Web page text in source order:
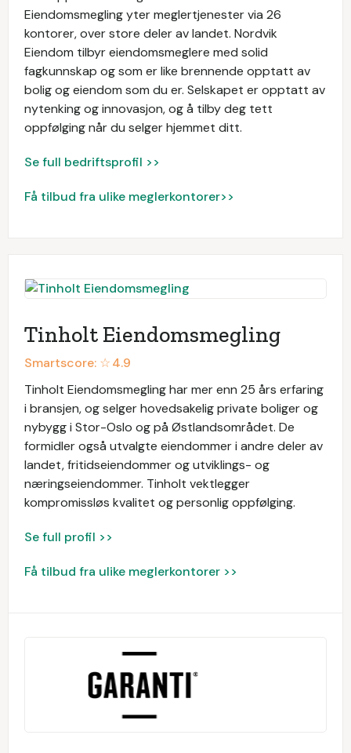
Eiendomsmegling yter meglertjenester via 26
kontorer, over store deler av landet. Nordvik
Eiendom tilbyr eiendomsmeglere med solid
fagkunnskap og som er like brennende opptatt av
bolig og eiendom som du er. Selskapet er opptatt av
nytenking og innovasjon, og å tilby deg tett
oppfølging når du selger hjemmet ditt.
Se full bedriftsprofil >>
Få tilbud fra ulike meglerkontorer>>
Tinholt Eiendomsmegling
Smartscore: ☆4.9
Tinholt Eiendomsmegling har mer enn 25 års erfaring
i bransjen, og selger hovedsakelig private boliger og
nybygg i Stor-Oslo og på Østlandsområdet. De
formidler også utvalgte eiendommer i andre deler av
landet, fritidseiendommer og utviklings- og
næringseiendommer. Tinholt vektlegger
kompromissløs kvalitet og personlig oppfølging.
Se full profil >>
Få tilbud fra ulike meglerkontorer >>